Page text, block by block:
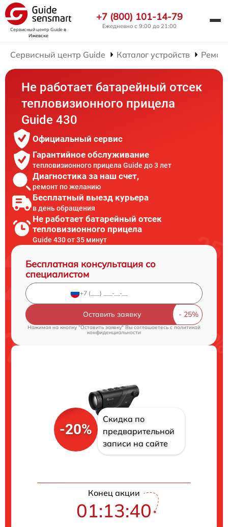
Сервисный центр Guideв
Ижевске
+7 (800) 101-14-79
Ежедневно с 9:00 до 21:00
Сервисный центр Guide Каталог устройств
Не работает батарейный отсек
тепловизионного прицела
Guide 430
Официальный сервис
Гарантийное обслуживание
тепловизионного прицела Guide до 3 лет
Диагностика за наш счет,
ремонт по желанию
Бесплатный выезд курьера
в день обращения
Не работает батарейный отсек
тепловизионного прицела
Guide 430 от 35 минут
Бесплатная консультация со
специалистом
Оставить заявку
Нажимая на кнопку "Оставить заявку" Вы соглашаетесь cполитикой
конфиденциальности
-20%
Скидка по
предварительной
записи на сайте
Конец акции
01:13:40